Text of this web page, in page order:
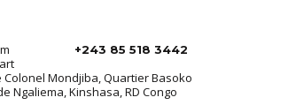
+243 85 518 3442
Colonel Mondjiba, Quartier Basoko
Ngaliema, Kinshasa, RD Congo